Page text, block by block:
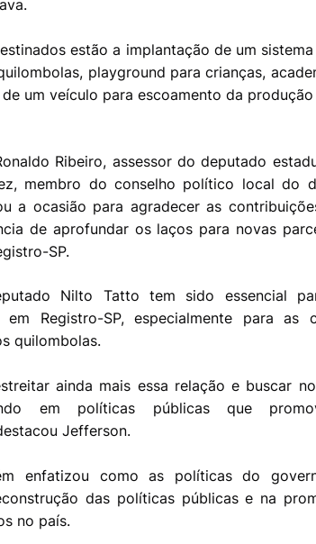
estão a implantação de um
playground para crianças,
um veículo para escoamento da
Ribeiro, assessor do deputado
membro do conselho político local do
a ocasião para agradecer as
de aprofundar os laços para novas
SP.
Nilto Tatto tem sido essencial
Registro-SP, especialmente para as
quilombolas.
ainda mais essa relação e buscar
em políticas públicas que
Jefferson.
enfatizou como as políticas do
das políticas públicas e na
no país.